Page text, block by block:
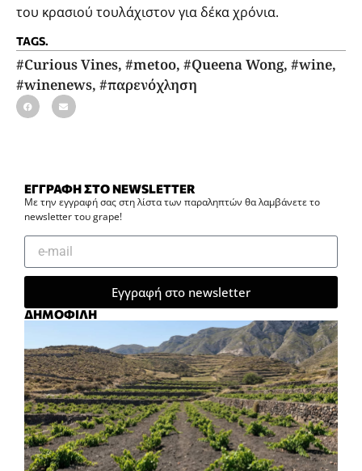
του κρασιού τουλάχιστον για δέκα χρόνια.
TAGS.
#Curious Vines, #metoo, #Queena Wong, #wine,
#winenews, #παρενόχληση
ΕΓΓΡΑΦΗ ΣΤΟ NEWSLETTER
Με την εγγραφή σας στη λίστα των παραληπτών θα λαμβάνετε το
newsletter του grape!
Εγγραφή στο newsletter
ΔΗΜΟΦΙΛΗ